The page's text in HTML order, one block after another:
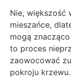
Nie, większość
mieszańce,
mogą
to proces
zaowocować
pokroju krzewu.